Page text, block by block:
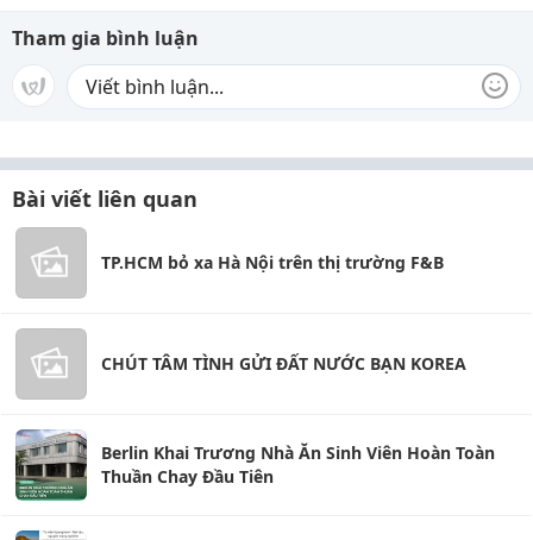
Tham gia bình luận
Bài viết liên quan
TP.HCM bỏ xa Hà Nội trên thị trường F&B
CHÚT TÂM TÌNH GỬI ĐẤT NƯỚC BẠN KOREA
Berlin Khai Trương Nhà Ăn Sinh Viên Hoàn Toàn
Thuần Chay Đầu Tiên